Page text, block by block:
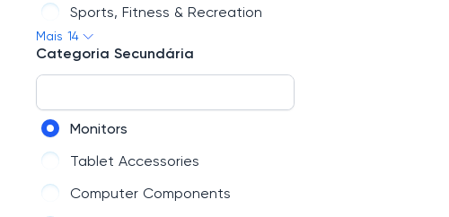
Sports, Fitness & Recreation
TV & Home Theater
Cameras & Camcorders
Audio
Mais 14
Categoria Secundária
Monitors
Tablet Accessories
Computer Components